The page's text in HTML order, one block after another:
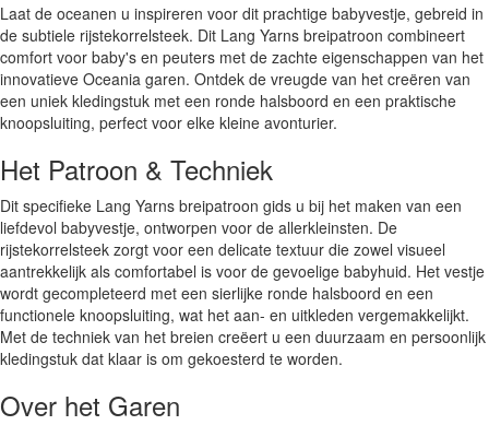
Laat de oceanen u inspireren voor dit prachtige babyvestje, gebreid in
de subtiele rijstekorrelsteek. Dit Lang Yarns breipatroon combineert
comfort voor baby's en peuters met de zachte eigenschappen van het
innovatieve Oceania garen. Ontdek de vreugde van het creëren van
een uniek kledingstuk met een ronde halsboord en een praktische
knoopsluiting, perfect voor elke kleine avonturier.
Het Patroon & Techniek
Dit specifieke Lang Yarns breipatroon gids u bij het maken van een
liefdevol babyvestje, ontworpen voor de allerkleinsten. De
rijstekorrelsteek zorgt voor een delicate textuur die zowel visueel
aantrekkelijk als comfortabel is voor de gevoelige babyhuid. Het vestje
wordt gecompleteerd met een sierlijke ronde halsboord en een
functionele knoopsluiting, wat het aan- en uitkleden vergemakkelijkt.
Met de techniek van het breien creëert u een duurzaam en persoonlijk
kledingstuk dat klaar is om gekoesterd te worden.
Over het Garen